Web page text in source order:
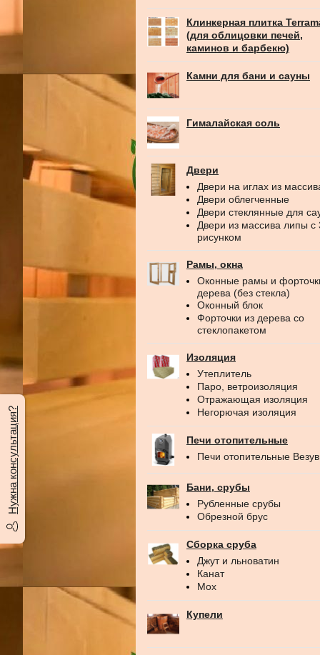
Клинкерная плитка
(для облицовки печей,
каминов и барбекю)
Камни для бани и сауны
Гималайская соль
Двери
Двери на иглах из
Двери облегченные
Двери стеклянные для
Двери из массива липы с
рисунком
Рамы, окна
Оконные рамы и
дерева (без стекла)
Оконный блок
Форточки из дерева со
стеклопакетом
Изоляция
Утеплитель
Паро, ветроизоляция
Отражающая изоляция
Негорючая изоляция
Печи отопительные
Печи отопительные
Бани, срубы
Рубленные срубы
Обрезной брус
Сборка сруба
Джут и льноватин
Канат
Мох
Купели
Нужна консультация?